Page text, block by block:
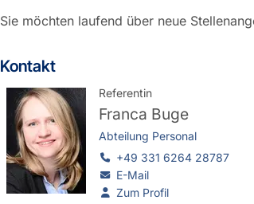
Sie möchten laufend über neue
Kontakt
Referentin
Franca Buge
Abteilung Personal
+49 331 6264 28787
E-Mail
Zum Profil